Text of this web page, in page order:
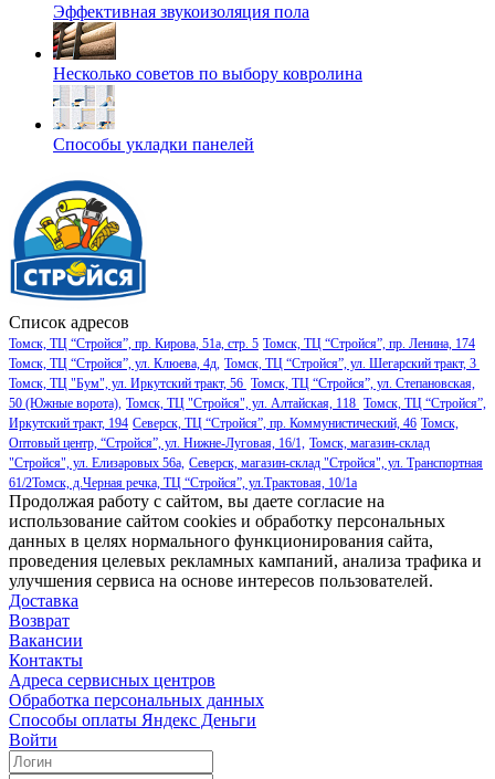
Эффективная звукоизоляция пола
Несколько советов по выбору ковролина
Способы укладки панелей
Список адресов
Томск, ТЦ “Стройся”, пр. Кирова, 51а, стр. 5 Томск, ТЦ “Стройся”, пр. Ленина, 174
Томск, ТЦ “Стройся”, ул. Клюева, 4д, Томск, ТЦ “Стройся”, ул. Шегарский тракт, 3
Томск, ТЦ "Бум", ул. Иркутский тракт, 56 Томск, ТЦ “Стройся”, ул. Степановская,
50 (Южные ворота), Томск, ТЦ "Стройся", ул. Алтайская, 118 Томск, ТЦ “Стройся”,
Иркутский тракт, 194 Северск, ТЦ “Стройся”, пр. Коммунистический, 46 Томск,
Оптовый центр, “Стройся”, ул. Нижне-Луговая, 16/1, Томск, магазин-склад
"Стройся", ул. Елизаровых 56а, Северск, магазин-склад "Стройся", ул. Транспортная
61/2Томск, д.Черная речка, ТЦ “Стройся”, ул.Трактовая, 10/1а
Продолжая работу с сайтом, вы даете согласие на
использование сайтом cookies и обработку персональных
данных в целях нормального функционирования сайта,
проведения целевых рекламных кампаний, анализа трафика и
улучшения сервиса на основе интересов пользователей.
Доставка
Возврат
Вакансии
Контакты
Адреса сервисных центров
Обработка персональных данных
Способы оплаты Яндекс Деньги
Войти